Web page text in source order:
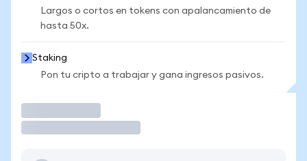
Largos o cortos en tokens con apalancamiento de
hasta 50x.
Staking
Pon tu cripto a trabajar y gana ingresos pasivos.